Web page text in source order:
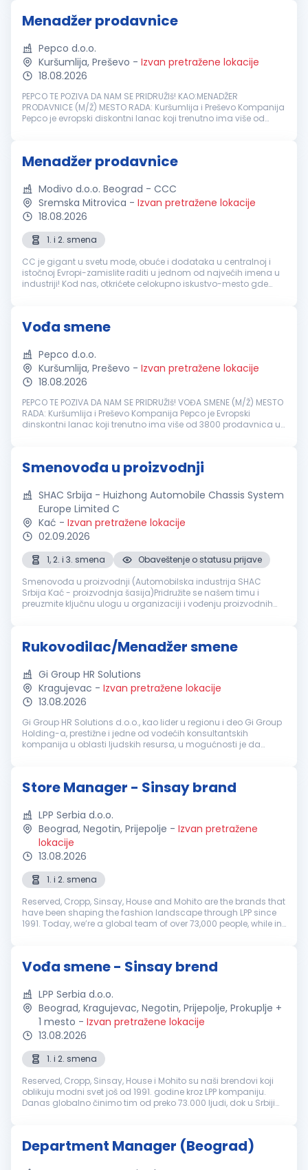
Menadžer prodavnice
Pepco d.o.o.
Kuršumlija, Preševo - Izvan pretražene lokacije
18.08.2026
PEPCO TE POZIVA DA NAM SE PRIDRUŽIš! KAO:MENADŽER
PRODAVNICE (M/Ž) MESTO RADA: Kuršumlija i Preševo Kompanija
Pepco je evropski diskontni lanac koji trenutno ima više od
Menadžer prodavnice
Modivo d.o.o. Beograd - CCC
Sremska Mitrovica - Izvan pretražene lokacije
18.08.2026
1. i 2. smena
CC je gigant u svetu mode, obuće i dodataka u centralnoj i
istočnoj Evropi-zamislite raditi u jednom od najvećih imena u
industriji! Kod nas, otkrićete celokupno iskustvo-mesto gde
Vođa smene
Pepco d.o.o.
Kuršumlija, Preševo - Izvan pretražene lokacije
18.08.2026
PEPCO TE POZIVA DA NAM SE PRIDRUŽIš! VOĐA SMENE (M/Ž) MESTO
RADA: Kuršumlija i Preševo Kompanija Pepco je Evropski
dinskontni lanac koji trenutno ima više od 3800 prodavnica u
Smenovođa u proizvodnji
SHAC Srbija - Huizhong Automobile Chassis System
Europe Limited C
Kać - Izvan pretražene lokacije
02.09.2026
1, 2. i 3. smena
Obaveštenje o statusu prijave
Smenovođa u proizvodnji (Automobilska industrija SHAC
Srbija Kać - proizvodnja šasija)Pridružite se našem timu i
preuzmite ključnu ulogu u organizaciji i vođenju proizvodnih
Rukovodilac/Menadžer smene
Gi Group HR Solutions
Kragujevac - Izvan pretražene lokacije
13.08.2026
Gi Group HR Solutions d.o.o., kao lider u regionu i deo Gi Group
Holding-a, prestižne i jedne od vodećih konsultantskih
kompanija u oblasti ljudskih resursa, u mogućnosti je da
Store Manager - Sinsay brand
LPP Serbia d.o.o.
Beograd, Negotin, Prijepolje - Izvan pretražene
lokacije
13.08.2026
1. i 2. smena
Reserved, Cropp, Sinsay, House and Mohito are the brands that
have been shaping the fashion landscape through LPP since
1991. Today, we’re a global team of over 73,000 people, while in
Vođa smene - Sinsay brend
LPP Serbia d.o.o.
Beograd, Kragujevac, Negotin, Prijepolje, Prokuplje +
1 mesto - Izvan pretražene lokacije
13.08.2026
1. i 2. smena
Reserved, Cropp, Sinsay, House i Mohito su naši brendovi koji
oblikuju modni svet još od 1991. godine kroz LPP kompaniju.
Danas globalno činimo tim od preko 73.000 ljudi, dok u Srbiji
Department Manager (Beograd)